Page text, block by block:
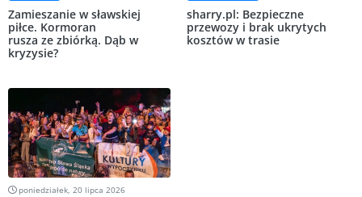
Zamieszanie w sławskiej
piłce. Kormoran
rusza ze zbiórką. Dąb w
kryzysie?
sharry.pl: Bezpieczne
przewozy i brak ukrytych
kosztów w trasie
poniedziałek, 20 lipca 2026